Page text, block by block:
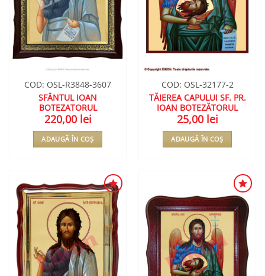
COD: OSL-R3848-3607
SFÂNTUL IOAN
BOTEZATORUL
220,00 lei
ADAUGĂ ÎN COȘ
COD: OSL-32177-2
TĂIEREA CAPULUI SF. PR.
IOAN BOTEZĂTORUL
25,00 lei
ADAUGĂ ÎN COȘ
ADAUGA
ÎN
WISHLIST
ADAUGA
ÎN
WISHLIST